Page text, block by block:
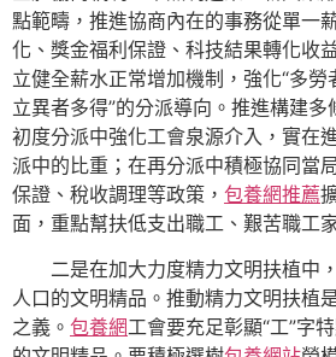
點範疇，推進協商內在的事務從單一
化、獎金福利保證、科技結果轉化收
立健全薪水正常增加機制，強化“多勞
立異者多得”的分派導向。推進構建
初度分派中強化工會泉源介入，實在
派中的比重；在再分派中積極協同當
保證、稅收調理等政策， 包養網推薦
面，重點幫扶低支出職工、艱苦職工
二是在加大力度精力文明扶植中
人口的文明精品。推動精力文明扶植
之義。 包養網工會要充足彰顯“工”字